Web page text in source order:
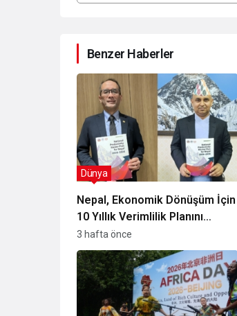
Benzer Haberler
Nepal, Ekonomik Dönüşüm İçin
10 Yıllık Verimlilik Planını
Uygulamaya Koyuyor mu?
Dünya
3 hafta önce